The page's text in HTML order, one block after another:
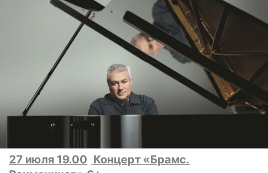
27 июля 19.00 Концерт «Брамс.